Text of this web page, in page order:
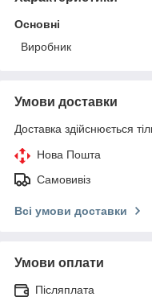
Основні
Виробник
Умови доставки
Доставка здійснюється
Нова Пошта
Самовивіз
Всі умови доставки
Умови оплати
Післяплата